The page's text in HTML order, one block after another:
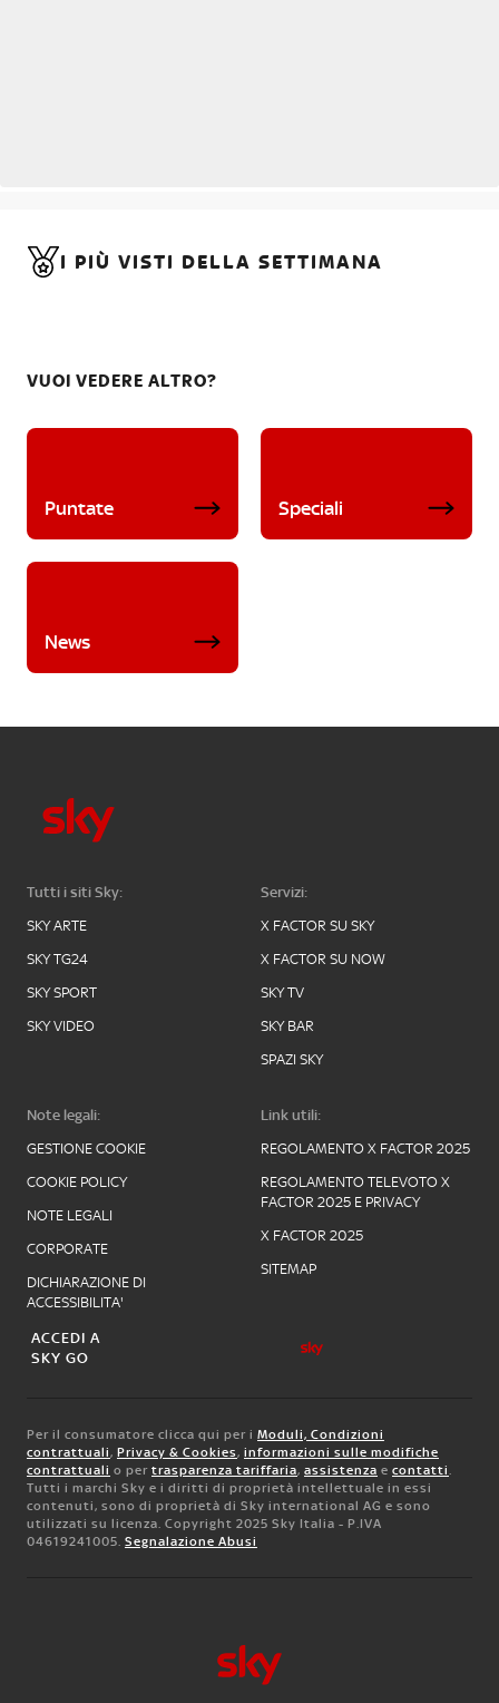
I PIÙ VISTI DELLA SETTIMANA
VUOI VEDERE ALTRO?
Puntate Speciali
News
Tutti i siti Sky:
SKY ARTE
SKY TG24
SKY SPORT
SKY VIDEO
Servizi:
X FACTOR SU SKY
X FACTOR SU NOW
SKY TV
SKY BAR
SPAZI SKY
Note legali:
GESTIONE COOKIE
COOKIE POLICY
NOTE LEGALI
CORPORATE
DICHIARAZIONE DI
ACCESSIBILITA'
Link utili:
REGOLAMENTO X FACTOR 2025
REGOLAMENTO TELEVOTO X
FACTOR 2025 E PRIVACY
X FACTOR 2025
SITEMAP
ACCEDI A
SKY GO
Per il consumatore clicca qui per i Moduli, Condizioni
contrattuali, Privacy & Cookies, informazioni sulle modifiche
contrattuali o per trasparenza tariffaria, assistenza e contatti.
Tutti i marchi Sky e i diritti di proprietà intellettuale in essi
contenuti, sono di proprietà di Sky international AG e sono
utilizzati su licenza. Copyright 2025 Sky Italia - P.IVA
04619241005. Segnalazione Abusi